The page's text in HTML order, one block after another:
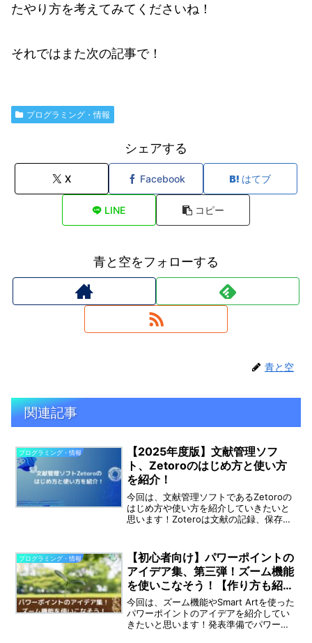
たやり方を考えてみてくださいね！
それではまた次の記事で！
プログラミング・情報
シェアする
X Facebook はてブ
LINE コピー
青と空をフォローする
青と空
関連記事
プログラミング・情報
【2025年度版】文献管理ソフ
ト、Zetoroのはじめ方と使い方
を紹介！
今回は、文献管理ソフトであるZetoroの
はじめ方や使い方を紹介していきたいと
思います！Zoteroは文献の記録、保存に
ることができます。実際に使ってみたと
ころ便利で使...
プログラミング・情報
【初心者向け】パワーポイントの
アイデア集、第三弾！ズーム機能
を使いこなそう！【作り方も紹
介】
今回は、ズーム機能やSmart Artを使った
パワーポイントのアイデアを紹介してい
きたいと思います！発表準備でパワーポ